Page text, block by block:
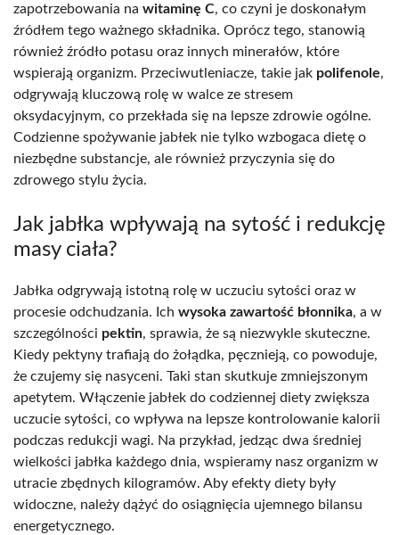
zapotrzebowania na witaminę C, co czyni je doskonałym
źródłem tego ważnego składnika. Oprócz tego, stanowią
również źródło potasu oraz innych minerałów, które
wspierają organizm. Przeciwutleniacze, takie jak polifenole,
odgrywają kluczową rolę w walce ze stresem
oksydacyjnym, co przekłada się na lepsze zdrowie ogólne.
Codzienne spożywanie jabłek nie tylko wzbogaca dietę o
niezbędne substancje, ale również przyczynia się do
zdrowego stylu życia.
Jak jabłka wpływają na sytość i redukcję
masy ciała?
Jabłka odgrywają istotną rolę w uczuciu sytości oraz w
procesie odchudzania. Ich wysoka zawartość błonnika, a w
szczególności pektin, sprawia, że są niezwykle skuteczne.
Kiedy pektyny trafiają do żołądka, pęcznieją, co powoduje,
że czujemy się nasyceni. Taki stan skutkuje zmniejszonym
apetytem. Włączenie jabłek do codziennej diety zwiększa
uczucie sytości, co wpływa na lepsze kontrolowanie kalorii
podczas redukcji wagi. Na przykład, jedząc dwa średniej
wielkości jabłka każdego dnia, wspieramy nasz organizm w
utracie zbędnych kilogramów. Aby efekty diety były
widoczne, należy dążyć do osiągnięcia ujemnego bilansu
energetycznego.